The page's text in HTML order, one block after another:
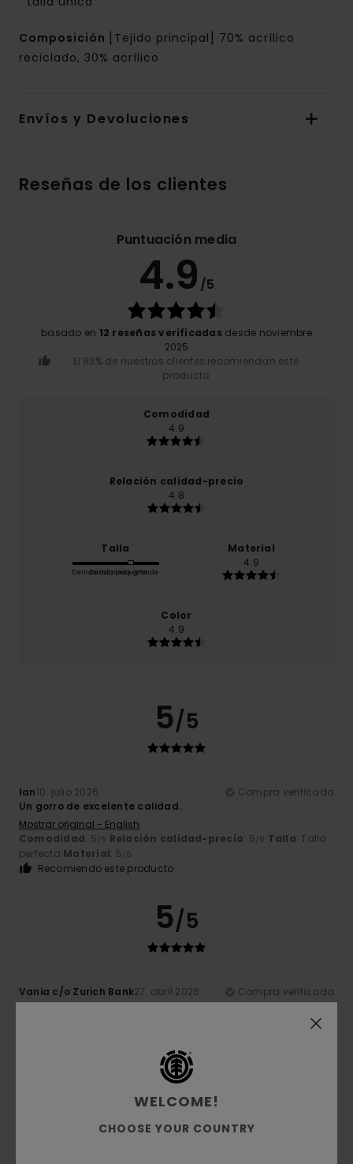
Composición
[Tejido principal] 70% acrílico
reciclado, 30% acrílico
Envíos y Devoluciones
Reseñas de los clientes
Puntuación media
4.9 /5
basado en 12 reseñas verificadas desde noviembre
2025
El 83% de nuestros clientes recomiendan este
producto
Comodidad
4.9
Relación calidad-precio
4.8
Talla
Demasiado pequeño
Demasiado grande
Material
4.9
Color
4.9
5/5
Ian10. julio 2026
Compra verificada
Un gorro de excelente calidad.
Mostrar original - English
Comodidad: 5/5 Relación calidad-precio: 5/5 Talla: Talla
perfecta Material: 5/5
Recomiendo este producto
5/5
Vania c/o Zurich Bank27. abril 2026
Compra verificada
Un producto excelente
Recomiendo este producto
5/5
WELCOME!
CHOOSE YOUR COUNTRY